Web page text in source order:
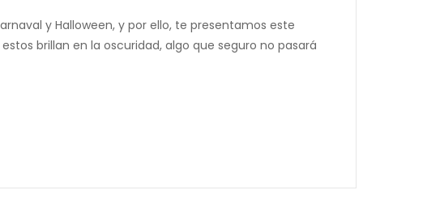
y Halloween, y por ello, te presentamos este
brillan en la oscuridad, algo que seguro no pasará